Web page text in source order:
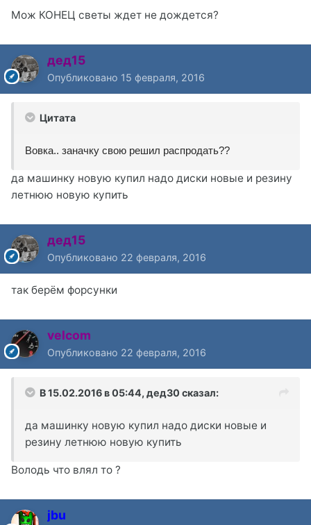
Мож КОНЕЦ светы ждет не дождется?
дед15
Опубликовано 15 февраля, 2016
Цитата
Вовка.. заначку свою решил распродать??
да машинку новую купил надо диски новые и резину
летнюю новую купить
дед15
Опубликовано 22 февраля, 2016
так берём форсунки
velcom
Опубликовано 22 февраля, 2016
В 15.02.2016 в 05:44, дед30 сказал:
да машинку новую купил надо диски новые и
резину летнюю новую купить
Володь что влял то ?
jbu